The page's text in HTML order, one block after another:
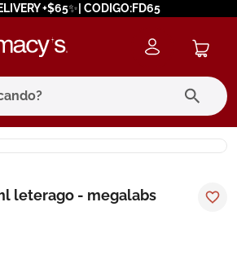
+$65✨| CODIGO:FD65
leterago - megalabs
buscados